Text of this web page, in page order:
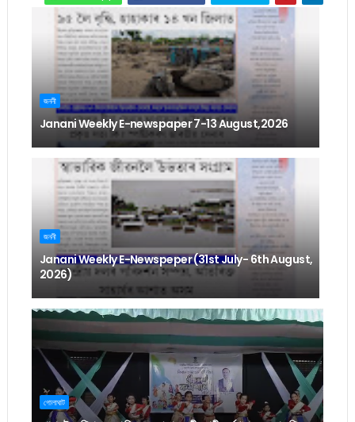
জননী
Janani Weekly E-newspaper 7-13 August,2026
জননী
Janani Weekly E-Newspeper (31st July- 6th August,
2026)
গোলাঘাট